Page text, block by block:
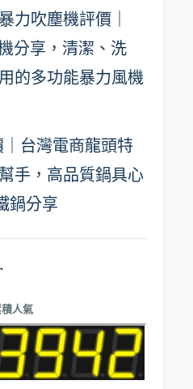
力吹塵機評價｜
分享，清潔、洗
的多功能暴力風機
台灣電商龍頭特
手，高品質鍋具心
鍋分享
積人氣